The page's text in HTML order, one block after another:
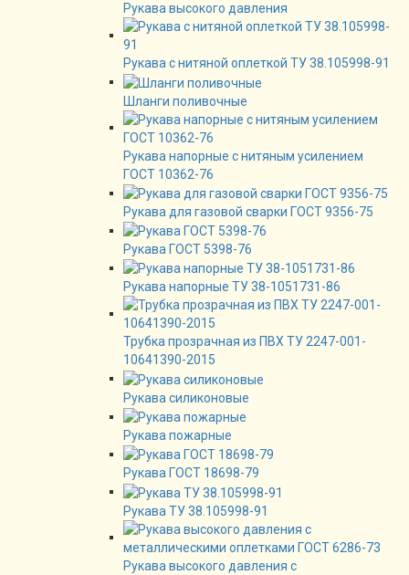
Рукава высокого давления
Рукава с нитяной оплеткой ТУ 38.105998-91
Шланги поливочные
Рукава напорные с нитяным усилением
ГОСТ 10362-76
Рукава для газовой сварки ГОСТ 9356-75
Рукава ГОСТ 5398-76
Рукава напорные ТУ 38-1051731-86
Трубка прозрачная из ПВХ ТУ 2247-001-
10641390-2015
Рукава силиконовые
Рукава пожарные
Рукава ГОСТ 18698-79
Рукава ТУ 38.105998-91
Рукава высокого давления с